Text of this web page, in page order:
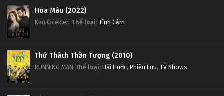
Hoa Máu (2022)
Kan Cicekleri Thể loại: Tình Cảm
Thử Thách Thần Tượng (2010)
RUNNING MAN Thể loại: Hài Hước, Phiêu Lưu, TV Shows